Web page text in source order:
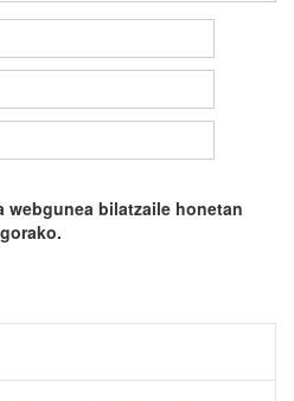
webgunea bilatzaile honetan